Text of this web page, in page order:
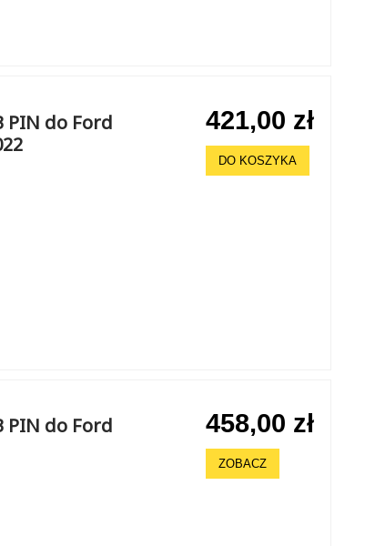
PIN do Ford
421,00 zł
DO KOSZYKA
PIN do Ford
458,00 zł
ZOBACZ